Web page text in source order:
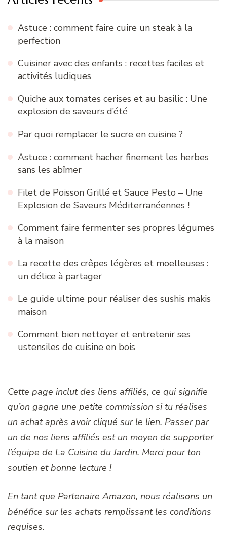
Astuce : comment faire cuire un steak à la
perfection
Cuisiner avec des enfants : recettes faciles et
activités ludiques
Quiche aux tomates cerises et au basilic : Une
explosion de saveurs d’été
Par quoi remplacer le sucre en cuisine ?
Astuce : comment hacher finement les herbes
sans les abîmer
Filet de Poisson Grillé et Sauce Pesto – Une
Explosion de Saveurs Méditerranéennes !
Comment faire fermenter ses propres légumes
à la maison
La recette des crêpes légères et moelleuses :
un délice à partager
Le guide ultime pour réaliser des sushis makis
maison
Comment bien nettoyer et entretenir ses
ustensiles de cuisine en bois
Cette page inclut des liens affiliés, ce qui signifie
qu’on gagne une petite commission si tu réalises
un achat après avoir cliqué sur le lien. Passer par
un de nos liens affiliés est un moyen de supporter
l’équipe de La Cuisine du Jardin. Merci pour ton
soutien et bonne lecture !
En tant que Partenaire Amazon, nous réalisons un
bénéfice sur les achats remplissant les conditions
requises.